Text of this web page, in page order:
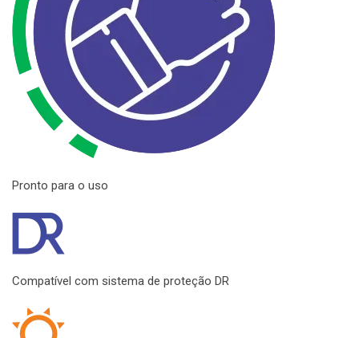
Pronto para o uso
Compatível com sistema de proteção DR